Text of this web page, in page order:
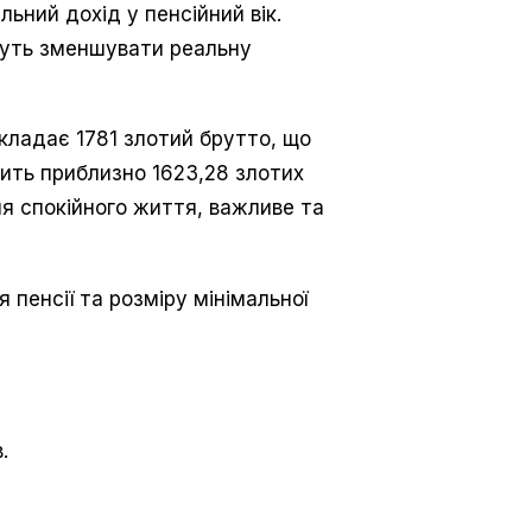
дохід у пенсійний вік.
зменшувати реальну
1781 злотий брутто, що
приблизно 1623,28 злотих
спокійного життя, важливе та
та розміру мінімальної